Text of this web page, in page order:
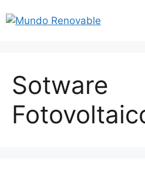
al
Sotware